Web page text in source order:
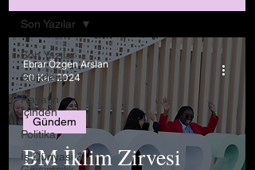
Son Yazılar
Gündem
Hayatın
İçinden
Politika
İş Dünyası &
Son Yazılar
BM İklim Zirvesi
Gündem
Ebrar Özgen Arslan
20 Kas 2024